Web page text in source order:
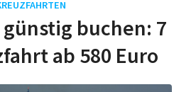
buchen: 7
ab 580 Euro